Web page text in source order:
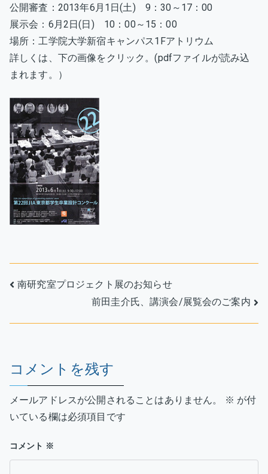
東
京
都
生
業
設
計
コ
ン
ク
ー
ル
の
へ
の
公開審査：2013年6月1日(土) 9：30～17：00
展示会：6月2日(日) 10：00～15：00
場所：工学院大学新宿キャンパス1Fアトリウム
詳しくは、下の画像をクリック。(pdfファイルが読み込
まれます。）
投
ビ
ゲ
ー
シ
ョ
南研究室プロジェクト展のお知らせ
前田圭介氏、講演会/展覧会のご案内
コメントを残す
メールアドレスが公開されることはありません。 ※ が付
いている欄は必須項目です
コメント ※